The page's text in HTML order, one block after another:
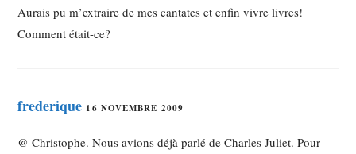
Aurais pu m’extraire de mes cantates et enfin vivre livres!
Comment était-ce?
frederique 16 NOVEMBRE 2009
@ Christophe. Nous avions déjà parlé de Charles Juliet. Pour